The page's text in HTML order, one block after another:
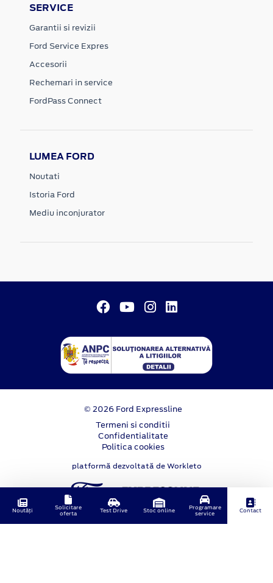
SERVICE
Garantii si revizii
Ford Service Expres
Accesorii
Rechemari in service
FordPass Connect
LUMEA FORD
Noutati
Istoria Ford
Mediu inconjurator
© 2026 Ford Expressline
Termeni si conditii
Confidentialitate
Politica cookies
platformă dezvoltată de Workleto
Noutăți
Solicitare
oferta
Test Drive Stoc online
Programare
service
Contact